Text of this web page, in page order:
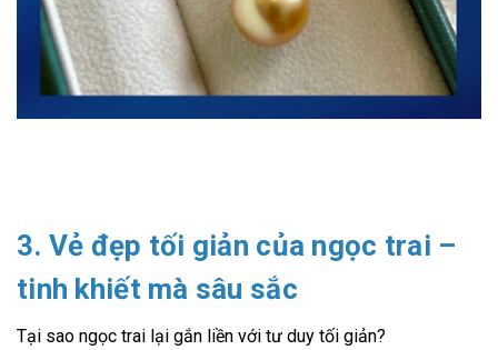
3. Vẻ đẹp tối giản của ngọc trai –
tinh khiết mà sâu sắc
Tại sao ngọc trai lại gắn liền với tư duy tối giản?